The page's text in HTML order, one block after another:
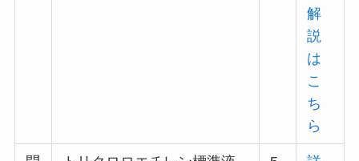
解
説
は
こ
ち
ら